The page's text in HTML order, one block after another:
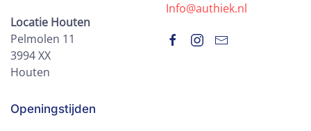
Locatie Houten
Pelmolen 11
3994 XX
Houten
Info@authiek.nl
Openingstijden